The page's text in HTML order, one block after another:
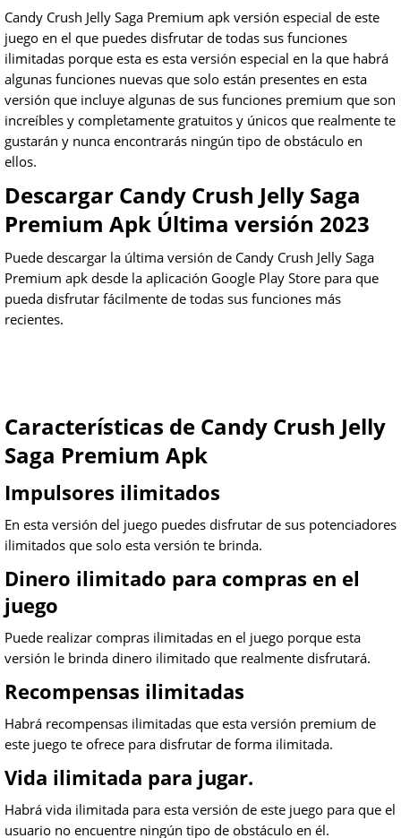
Candy Crush Jelly Saga Premium apk versión especial de este
juego en el que puedes disfrutar de todas sus funciones
ilimitadas porque esta es esta versión especial en la que habrá
algunas funciones nuevas que solo están presentes en esta
versión que incluye algunas de sus funciones premium que son
increíbles y completamente gratuitos y únicos que realmente te
gustarán y nunca encontrarás ningún tipo de obstáculo en
ellos.
Descargar Candy Crush Jelly Saga
Premium Apk Última versión 2023
Puede descargar la última versión de Candy Crush Jelly Saga
Premium apk desde la aplicación Google Play Store para que
pueda disfrutar fácilmente de todas sus funciones más
recientes.
Características de Candy Crush Jelly
Saga Premium Apk
Impulsores ilimitados
En esta versión del juego puedes disfrutar de sus potenciadores
ilimitados que solo esta versión te brinda.
Dinero ilimitado para compras en el
juego
Puede realizar compras ilimitadas en el juego porque esta
versión le brinda dinero ilimitado que realmente disfrutará.
Recompensas ilimitadas
Habrá recompensas ilimitadas que esta versión premium de
este juego te ofrece para disfrutar de forma ilimitada.
Vida ilimitada para jugar.
Habrá vida ilimitada para esta versión de este juego para que el
usuario no encuentre ningún tipo de obstáculo en él.